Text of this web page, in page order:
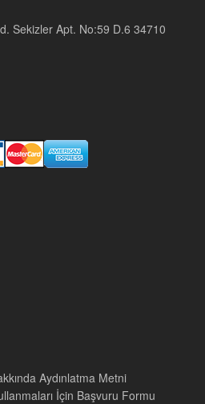
Sekizler Apt. No:59 D.6 34710
Aydınlatma Metni
İçin Başvuru Formu